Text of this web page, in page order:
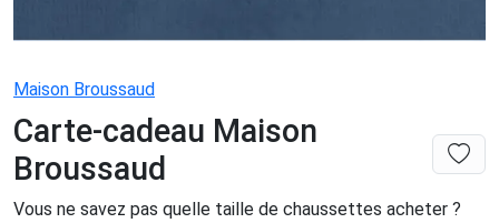
Maison Broussaud
Carte-cadeau Maison
Broussaud
Vous ne savez pas quelle taille de chaussettes acheter ?